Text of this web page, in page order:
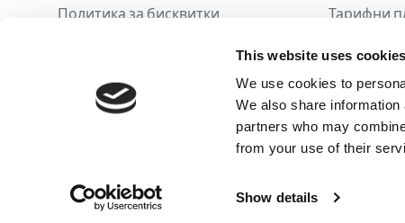
This website uses cookies
We use cookies to
We also share
partners who may
from your use of their
Show details
Тарифни
Често
Политика за бисквитки
Условия и правила
Политика за поверителност